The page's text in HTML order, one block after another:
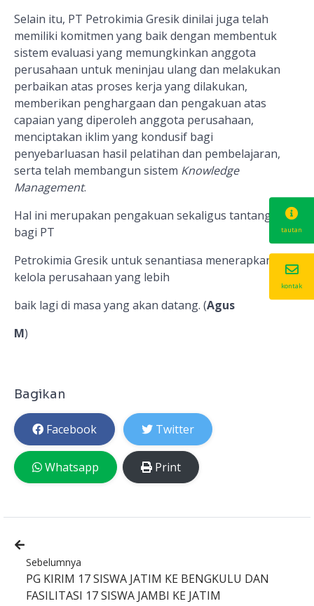
Selain itu, PT Petrokimia Gresik dinilai juga telah
memiliki komitmen yang baik dengan membentuk
sistem evaluasi yang memungkinkan anggota
perusahaan untuk meninjau ulang dan melakukan
perbaikan atas proses kerja yang dilakukan,
memberikan penghargaan dan pengakuan atas
capaian yang diperoleh anggota perusahaan,
menciptakan iklim yang kondusif bagi
penyebarluasan hasil pelatihan dan pembelajaran,
serta telah membangun sistem Knowledge
Management.
Hal ini merupakan pengakuan sekaligus tantangan
bagi PT
Petrokimia Gresik untuk senantiasa menerapkan tata
kelola perusahaan yang lebih
baik lagi di masa yang akan datang. (Agus
M)
Bagikan
Facebook Twitter
Whatsapp Print
Sebelumnya
PG KIRIM 17 SISWA JATIM KE BENGKULU DAN
FASILITASI 17 SISWA JAMBI KE JATIM
tautan
kontak